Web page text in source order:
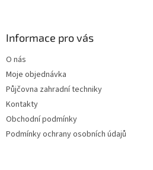
Informace pro vás
O nás
Moje objednávka
Půjčovna zahradní techniky
Kontakty
Obchodní podmínky
Podmínky ochrany osobních údajů